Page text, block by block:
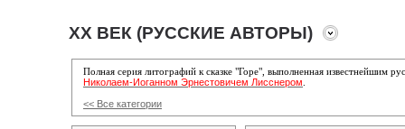
XX ВЕК (РУССКИЕ АВТОРЫ)
Полная серия литографий к сказке "Горе", выполненная известнейшим
Николаем-Иоганном Эрнестовичем Лисснером
<< Все категории